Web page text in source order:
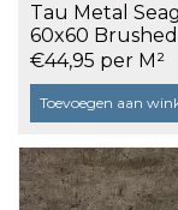
Tau Metal
60x60 Brushed
m²
€44,95 per M²
Toevoegen aan